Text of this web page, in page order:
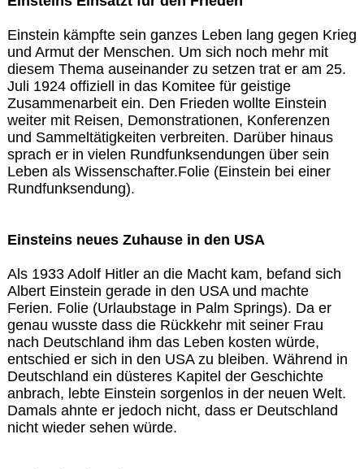
Einstein kämpfte sein ganzes Leben lang gegen Krieg
und Armut der Menschen. Um sich noch mehr mit
diesem Thema auseinander zu setzen trat er am 25.
Juli 1924 offiziell in das Komitee für geistige
Zusammenarbeit ein. Den Frieden wollte Einstein
weiter mit Reisen, Demonstrationen, Konferenzen
und Sammeltätigkeiten verbreiten. Darüber hinaus
sprach er in vielen Rundfunksendungen über sein
Leben als Wissenschafter.Folie (Einstein bei einer
Rundfunksendung).
Einsteins neues Zuhause in den USA
Als 1933 Adolf Hitler an die Macht kam, befand sich
Albert Einstein gerade in den USA und machte
Ferien. Folie (Urlaubstage in Palm Springs). Da er
genau wusste dass die Rückkehr mit seiner Frau
nach Deutschland ihm das Leben kosten würde,
entschied er sich in den USA zu bleiben. Während in
Deutschland ein düsteres Kapitel der Geschichte
anbrach, lebte Einstein sorgenlos in der neuen Welt.
Damals ahnte er jedoch nicht, dass er Deutschland
nicht wieder sehen würde.